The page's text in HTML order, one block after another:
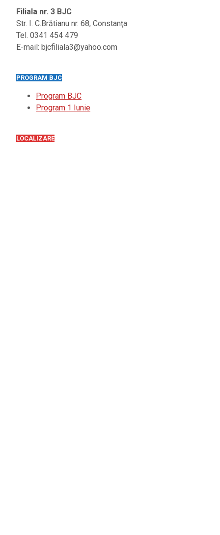
Filiala nr. 3 BJC
Str. I. C.Brătianu nr. 68, Constanţa
Tel. 0341 454 479
E-mail: bjcfiliala3@yahoo.com
PROGRAM BJC
Program BJC
Program 1 Iunie
LOCALIZARE